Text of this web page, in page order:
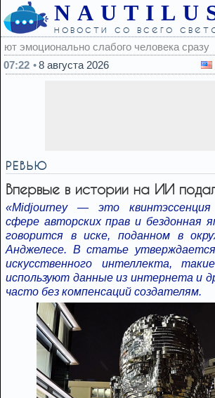
новости со всего
07:22
8 августа 2026
РЕВЬЮ
Впервые в истории на ИИ
«Midjourney — это
сфере авторских прав и бездонная
говорится в иске, поданном в
Анджелесе. В статье
искусственного интеллекта,
используют данные из интернета и
часто без компенсаций создателям.